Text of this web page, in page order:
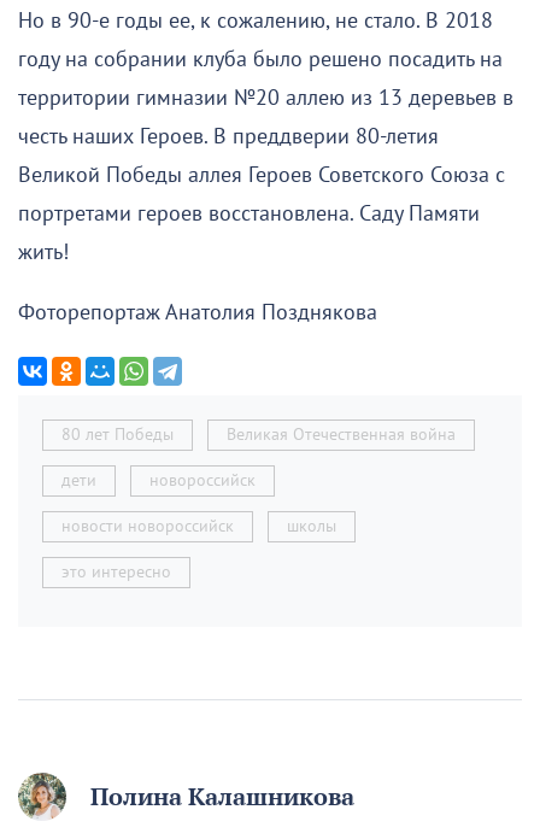
Но в 90-е годы ее, к сожалению, не стало. В 2018
году на собрании клуба было решено посадить на
территории гимназии №20 аллею из 13 деревьев в
честь наших Героев. В преддверии 80-летия
Великой Победы аллея Героев Советского Союза с
портретами героев восстановлена. Саду Памяти
жить!
Фоторепортаж Анатолия Позднякова
80 лет Победы Великая Отечественная война
дети новороссийск
новости новороссийск школы
это интересно
Полина Калашникова